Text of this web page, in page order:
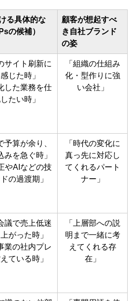
る具体的な
の候補）
顧客が想起すべ
き自社ブランド
の姿
サイト刷新に
じた時」
した業務を仕
たい時」
「組織の仕組み
化・型作りに強
い会社」
予算が余り、
みを急ぐ時」
やAIなどの技
の過渡期」
「時代の変化に
真っ先に対応し
てくれるパート
ナー」
議で売上低迷
がった時」
業の社内プレ
ている時」
「上層部への説
明まで一緒に考
えてくれる存
在」